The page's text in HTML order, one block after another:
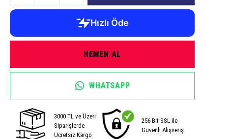
HEMEN AL
WHATSAPP
3000 TL ve Üzeri
Siparişlerde
Ücretsiz Kargo
256 Bit SSL ile
Güvenli Alışveriş